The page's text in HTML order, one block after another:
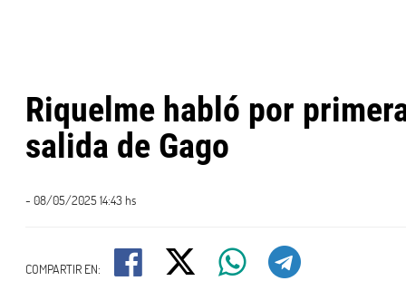
Riquelme habló por
salida de Gago
- 08/05/2025 14:43 hs
COMPARTIR EN: